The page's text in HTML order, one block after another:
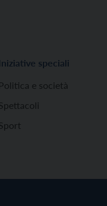
Iniziative speciali
Politica e società